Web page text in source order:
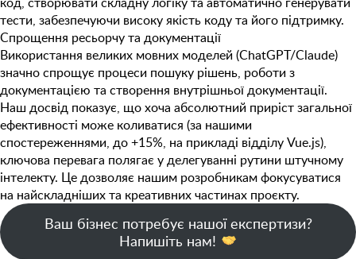
тести, забезпечуючи високу якість коду та його підтримку.
Спрощення ресьорчу та документації
Використання великих мовних моделей (ChatGPT/Claude)
значно спрощує процеси пошуку рішень, роботи з
документацією та створення внутрішньої документації.
Наш досвід показує, що хоча абсолютний приріст загальної
ефективності може коливатися (за нашими
спостереженнями, до+15%, на прикладі відділу Vue.js),
ключова перевага полягає уделегуванні рутини штучному
інтелекту. Це дозволяє нашим розробникам фокусуватися
на найскладніших та креативних частинах проєкту.
Ваш бізнес потребує нашої експертизи?
Напишіть нам!